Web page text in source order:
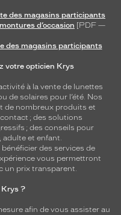
des magasins participants
d’occasion [PDF —
des magasins participants
votre opticien Krys
à la vente de lunettes
de solaires pour l’été. Nos
de nombreux produits et
contact ; des solutions
; des conseils pour
et enfant.
des services de
vous permettront
un prix transparent.
Krys ?
afin de vous assister au